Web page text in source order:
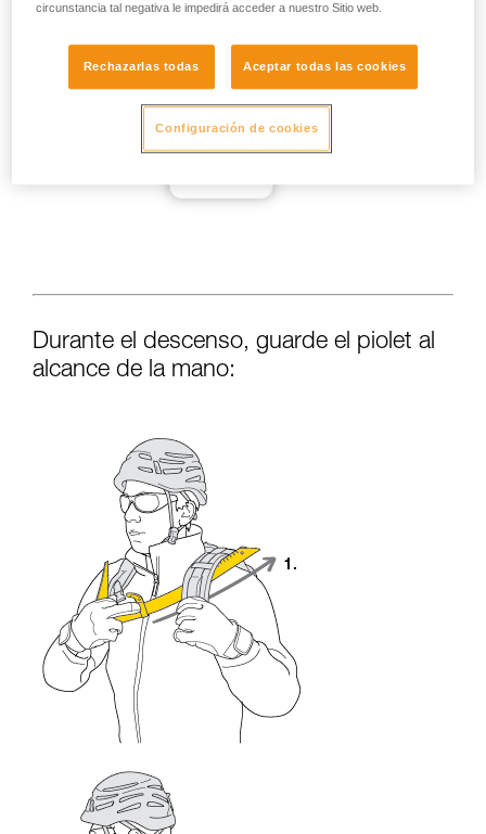
Durante el descenso, guarde el piolet al
alcance de la mano:
circunstancia tal negativa le impedirá acceder a nuestro Sitio web.
Rechazarlas todas Aceptar todas las cookies
Configuración de cookies